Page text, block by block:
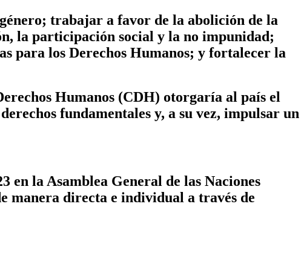
trabajar a favor de la abolición de la
la participación social y la no impunidad;
para los Derechos Humanos; y fortalecer la
Humanos (CDH) otorgaría al país el
fundamentales y, a su vez, impulsar un
en la Asamblea General de las Naciones
manera directa e individual a través de